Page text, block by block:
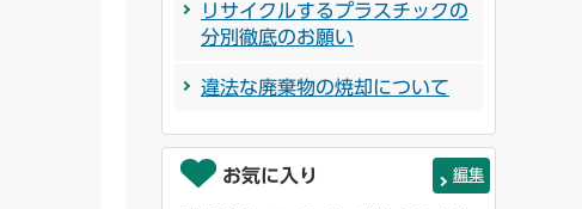
リサイクルするプラスチックの
分別徹底のお願い
違法な廃棄物の焼却について
お気に入り 編集